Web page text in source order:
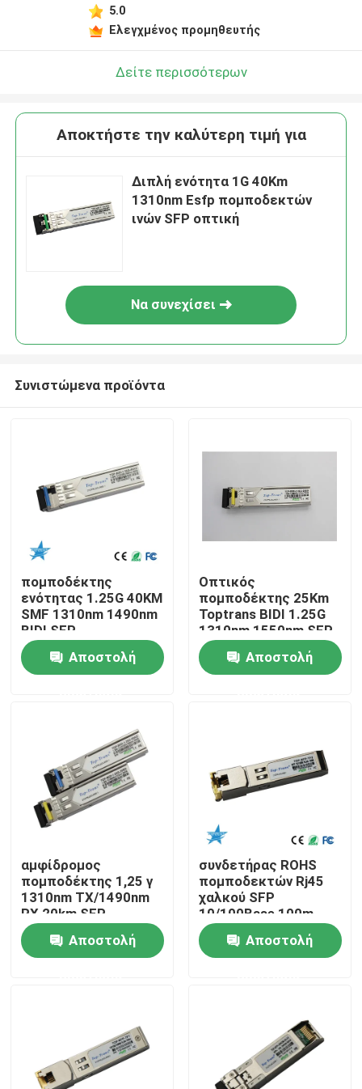
Σπίτι
Προϊόντα
Γύρος εργοστασίων
Ποιοτικός έλεγχος
Μας ελάτε σε επαφή με
Ειδήσεις
Οπτική μονάδα 400G/800G
ενότητα 100G QSFP28
5.0
Ελεγχμένος προμηθευτής
Δείτε περισσότερων
Αποκτήστε την καλύτερη τιμή για
Διπλή ενότητα 1G 40Km
1310nm Esfp πομποδεκτών
ινών SFP οπτική
Να συνεχίσει
Συνιστώμενα προϊόντα
πομποδέκτης
ενότητας 1.25G 40KM
SMF 1310nm 1490nm
BIDI SFP
Αποστολή
Οπτικός
πομποδέκτης 25Km
Toptrans BIDI 1.25G
1310nm 1550nm SFP
Αποστολή
αμφίδρομος
πομποδέκτης 1,25 γ
1310nm TX/1490nm
RX 20km SFP
Αποστολή
συνδετήρας ROHS
πομποδεκτών Rj45
χαλκού SFP
10/100Base 100m
Αποστολή